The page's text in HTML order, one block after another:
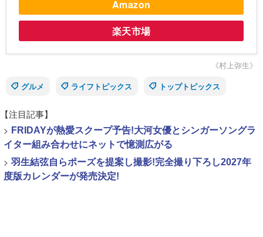
Amazon
楽天市場
《村上弥生》
グルメ
ライフトピックス トップトピックス
【注目記事】
> FRIDAYが熱愛スクープ予告!大河女優とシンガーソングラ
イター組み合わせにネットで憶測広がる
> 羽生結弦自らポーズを提案し撮影!完全撮り下ろし2027年
度版カレンダーが発売決定!